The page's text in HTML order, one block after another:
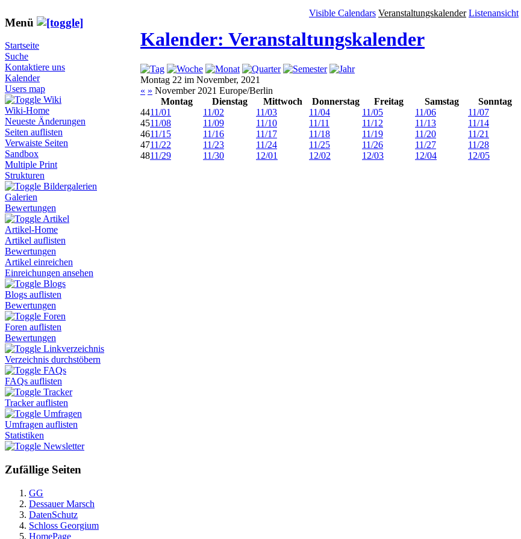
Menü
Startseite
Suche
Kontaktiere uns
Kalender
Users map
Wiki
Wiki-Home
Neueste Änderungen
Seiten auflisten
Verwaiste Seiten
Sandbox
Multiple Print
Strukturen
Bildergalerien
Galerien
Bewertungen
Artikel
Artikel-Home
Artikel auflisten
Bewertungen
Artikel einreichen
Einreichungen ansehen
Blogs
Blogs auflisten
Bewertungen
Foren
Foren auflisten
Bewertungen
Linkverzeichnis
Verzeichnis durchstöbern
FAQs
FAQs auflisten
Tracker
Tracker auflisten
Umfragen
Umfragen auflisten
Statistiken
Newsletter
Zufällige Seiten
GG
Dessauer Marsch
DatenSchutz
Schloss Georgium
HomePage
Visible Calendars Veranstaltungskalender Listenansicht
Kalender: Veranstaltungskalender
Montag 22 im November, 2021
« » November 2021 Europe/Berlin
Montag
Dienstag Mittwoch Donnerstag Freitag Samstag
Sonntag
4411/01 11/02 11/03 11/04 11/05 11/06
11/07
4511/08 11/09 11/10 11/11 11/12 11/13
11/14
4611/15 11/16 11/17 11/18 11/19 11/20
11/21
4711/22 11/23 11/24 11/25 11/26 11/27
11/28
4811/29 11/30 12/01 12/02 12/03 12/04 12/05